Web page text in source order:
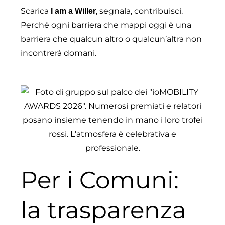
Scarica I am a Willer, segnala, contribuisci.
Perché ogni barriera che mappi oggi è una
barriera che qualcun altro o qualcun’altra non
incontrerà domani.
Per i Comuni:
la trasparenza